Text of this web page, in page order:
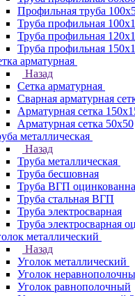
Профильная труба
Труба профильная
Труба профильная
Труба профильная
арматурная
Назад
Сетка арматурная
Сварная арматурная
Арматурная сетка
Арматурная сетка 50х50
металлическая
Назад
Труба металлическая
Труба бесшовная
Труба ВГП
Труба стальная ВГП
Труба электросварная
Труба электросварная
металлический
Назад
Уголок металлический
Уголок
Уголок равнополочный